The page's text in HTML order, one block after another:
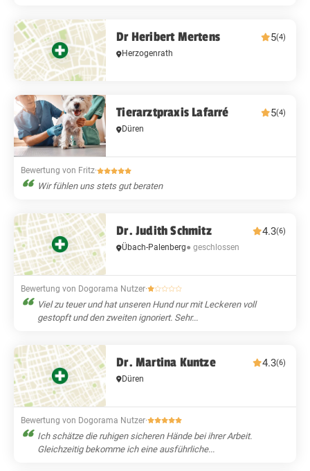
Dr Heribert Mertens 5(4)
Herzogenrath
Tierarztpraxis Lafarré 5(4)
Düren
Bewertung von Fritz·
Wir fühlen uns stets gut beraten
Dr. Judith Schmitz 4.3(6)
Übach-Palenberg● geschlossen
Bewertung von Dogorama Nutzer·
Viel zu teuer und hat unseren Hund nur mit Leckeren voll
gestopft und den zweiten ignoriert. Sehr...
Dr. Martina Kuntze 4.3(6)
Düren
Bewertung von Dogorama Nutzer·
Ich schätze die ruhigen sicheren Hände bei ihrer Arbeit.
Gleichzeitig bekomme ich eine ausführliche...